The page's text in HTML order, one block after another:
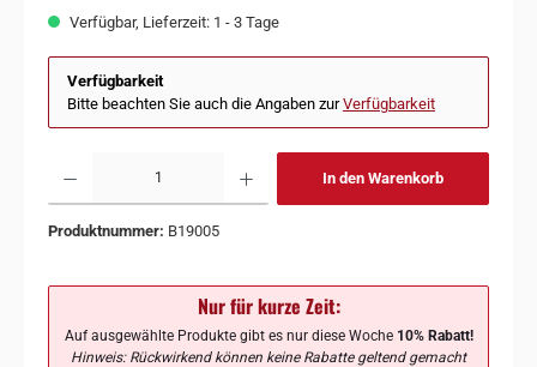
Verfügbar, Lieferzeit: 1 - 3 Tage
Verfügbarkeit
Bitte beachten Sie auch die Angaben zurVerfügbarkeit
In den Warenkorb
Produktnummer: B19005
Nur für kurze Zeit:
Auf ausgewählte Produkte gibt es nur diese Woche10% Rabatt!
Hinweis: Rückwirkend können keine Rabatte geltend gemacht